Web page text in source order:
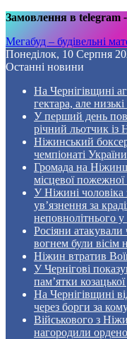
Замовлення в telegram -
Мегабуд – будівельні
Понеділок, 10 Серпня
Останні новини
На Чернігівщині
гектара, але
У перший день
річний льотчик
Ніжинський
чемпіонаті України
Громада на
місцевої
У Ніжині чоловіка
ув’язнення за
неповнолітнього
Росіяни
вогнем були вісім
Ніжин втратив
У Чернігові
пам’ятки
На Чернігівщині
через борги за
Військового з
нагородили